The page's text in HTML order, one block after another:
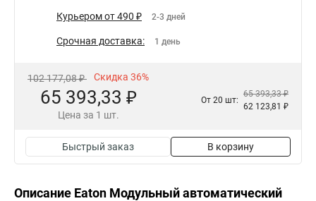
Курьером от 490 ₽ 2-3 дней
Срочная доставка: 1 день
102 177,08 ₽ Скидка 36%
65 393,33 ₽
Цена за 1 шт.
От 20 шт:
65 393,33 ₽
62 123,81 ₽
Быстрый заказ В корзину
Описание Eaton Модульный автоматический